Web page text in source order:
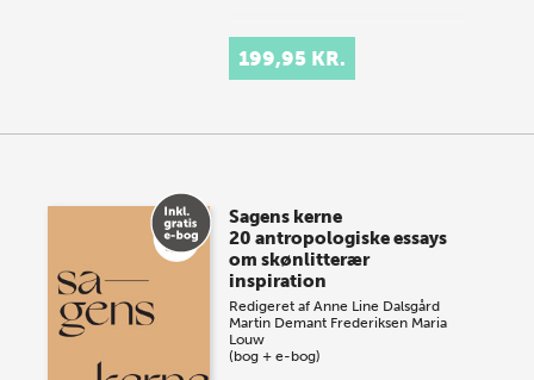
199,95 KR.
Sagens kerne
20 antropologiske essays
om skønlitterær
inspiration
Redigeret afAnne Line Dalsgård
Martin Demant Frederiksen Maria
Louw
(bog + e-bog)